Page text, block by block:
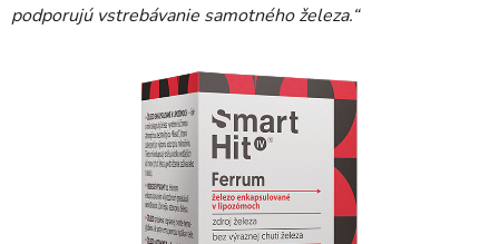
podporujú vstrebávanie samotného železa.“